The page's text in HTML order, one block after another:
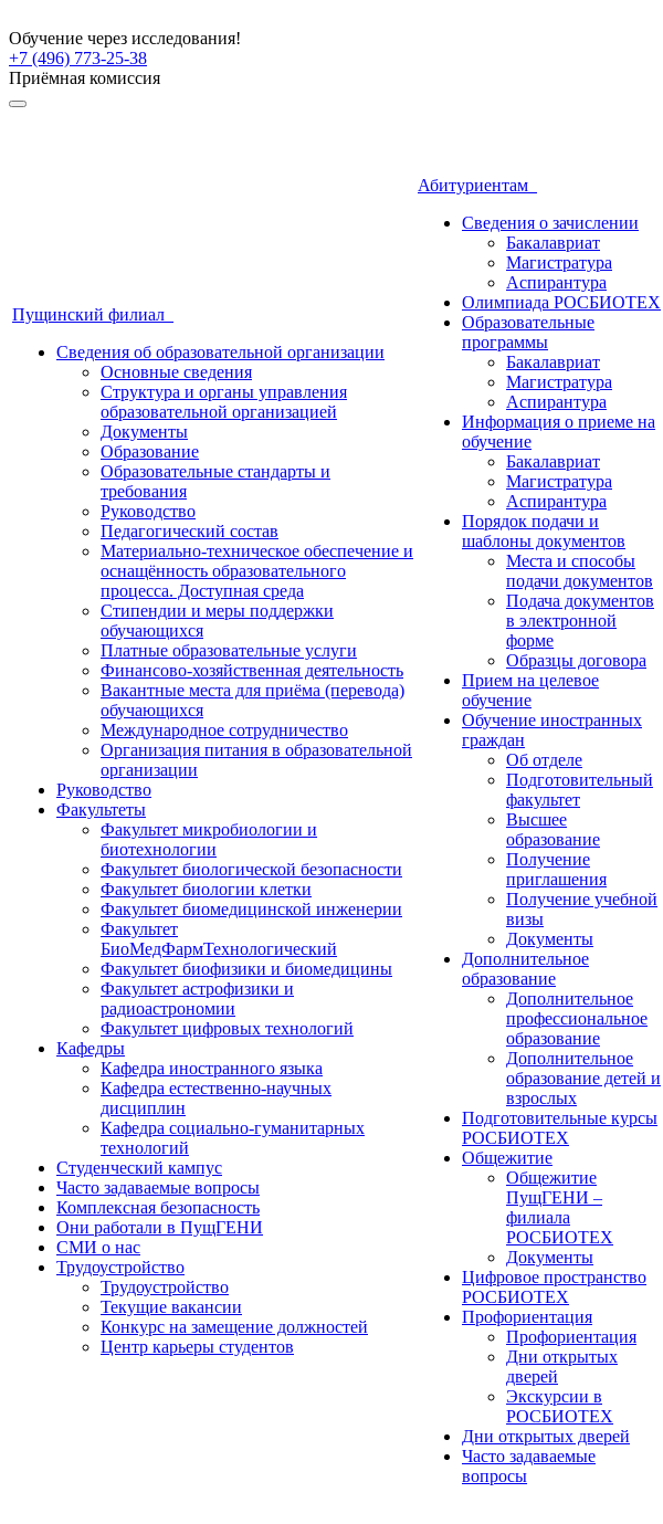
Обучение через исследования!
+7 (496) 773-25-38
Приёмная комиссия
Пущинский филиал
Сведения об образовательной организации
Основные сведения
Структура и органы управления
образовательной организацией
Документы
Образование
Образовательные стандарты и
требования
Руководство
Педагогический состав
Материально-техническое обеспечение и
оснащённость образовательного
процесса. Доступная среда
Стипендии и меры поддержки
обучающихся
Платные образовательные услуги
Финансово-хозяйственная деятельность
Вакантные места для приёма (перевода)
обучающихся
Международное сотрудничество
Организация питания в образовательной
организации
Руководство
Факультеты
Факультет микробиологии и
биотехнологии
Факультет биологической безопасности
Факультет биологии клетки
Факультет биомедицинской инженерии
Факультет
БиоМедФармТехнологический
Факультет биофизики и биомедицины
Факультет астрофизики и
радиоастрономии
Факультет цифровых технологий
Кафедры
Кафедра иностранного языка
Кафедра естественно-научных
дисциплин
Кафедра социально-гуманитарных
технологий
Студенческий кампус
Часто задаваемые вопросы
Комплексная безопасность
Они работали в ПущГЕНИ
СМИ о нас
Трудоустройство
Трудоустройство
Текущие вакансии
Конкурс на замещение должностей
Центр карьеры студентов
Абитуриентам
Сведения о зачислении
Бакалавриат
Магистратура
Аспирантура
Олимпиада РОСБИОТЕХ
Образовательные
программы
Бакалавриат
Магистратура
Аспирантура
Информация о приеме на
обучение
Бакалавриат
Магистратура
Аспирантура
Порядок подачи и
шаблоны документов
Места и способы
подачи документов
Подача документов
в электронной
форме
Образцы договора
Прием на целевое
обучение
Обучение иностранных
граждан
Об отделе
Подготовительный
факультет
Высшее
образование
Получение
приглашения
Получение учебной
визы
Документы
Дополнительное
образование
Дополнительное
профессиональное
образование
Дополнительное
образование детей и
взрослых
Подготовительные курсы
РОСБИОТЕХ
Общежитие
Общежитие
ПущГЕНИ –
филиала
РОСБИОТЕХ
Документы
Цифровое пространство
РОСБИОТЕХ
Профориентация
Профориентация
Дни открытых
дверей
Экскурсии в
РОСБИОТЕХ
Дни открытых дверей
Часто задаваемые
вопросы